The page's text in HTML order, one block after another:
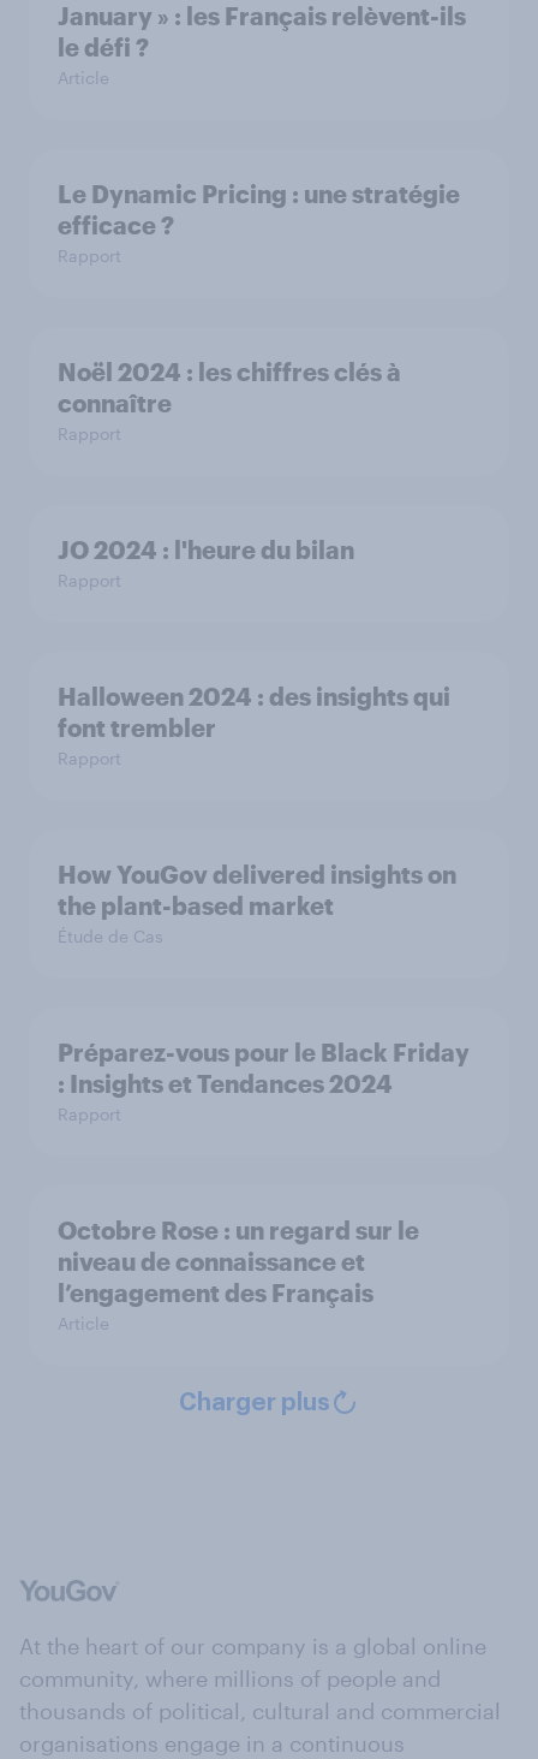
January » : les Français relèvent-ils
le défi ?
Article
Le Dynamic Pricing : une stratégie
efficace ?
Rapport
Noël 2024 : les chiffres clés à
connaître
Rapport
JO 2024 : l'heure du bilan
Rapport
Halloween 2024 : des insights qui
font trembler
Rapport
How YouGov delivered insights on
the plant-based market
Étude de Cas
Préparez-vous pour le Black Friday
: Insights et Tendances 2024
Rapport
Octobre Rose : un regard sur le
niveau de connaissance et
l’engagement des Français
Article
Charger plus
At the heart of our company is a global online
community, where millions of people and
thousands of political, cultural and commercial
organisations engage in a continuous